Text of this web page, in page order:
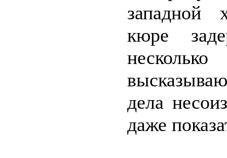
западной
кюре
дела
даже